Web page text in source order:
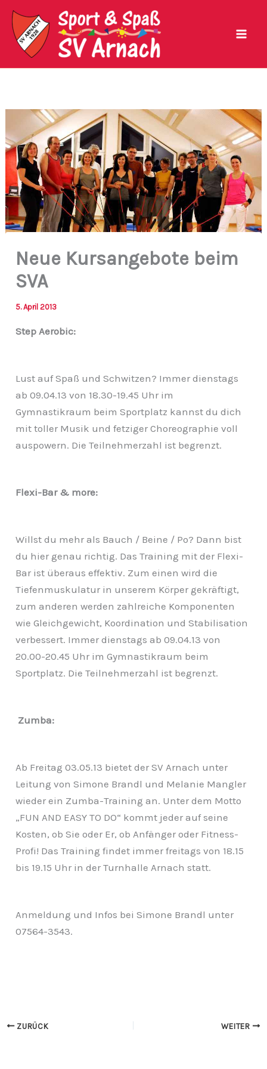
Zum
Inhalt
springen
Neue Kursangebote beim
SVA
5. April 2013
Step Aerobic:
Lust auf Spaß und Schwitzen? Immer dienstags
ab 09.04.13 von 18.30-19.45 Uhr im
Gymnastikraum beim Sportplatz kannst du dich
mit toller Musik und fetziger Choreographie voll
auspowern. Die Teilnehmerzahl ist begrenzt.
Flexi-Bar & more:
Willst du mehr als Bauch / Beine / Po? Dann bist
du hier genau richtig. Das Training mit der Flexi-
Bar ist überaus effektiv. Zum einen wird die
Tiefenmuskulatur in unserem Körper gekräftigt,
zum anderen werden zahlreiche Komponenten
wie Gleichgewicht, Koordination und Stabilisation
verbessert. Immer dienstags ab 09.04.13 von
20.00-20.45 Uhr im Gymnastikraum beim
Sportplatz. Die Teilnehmerzahl ist begrenzt.
Zumba:
Ab Freitag 03.05.13 bietet der SV Arnach unter
Leitung von Simone Brandl und Melanie Mangler
wieder ein Zumba-Training an. Unter dem Motto
„FUN AND EASY TO DO“ kommt jeder auf seine
Kosten, ob Sie oder Er, ob Anfänger oder Fitness-
Profi! Das Training findet immer freitags von 18.15
bis 19.15 Uhr in der Turnhalle Arnach statt.
Anmeldung und Infos bei Simone Brandl unter
07564-3543.
ZURÜCK WEITER